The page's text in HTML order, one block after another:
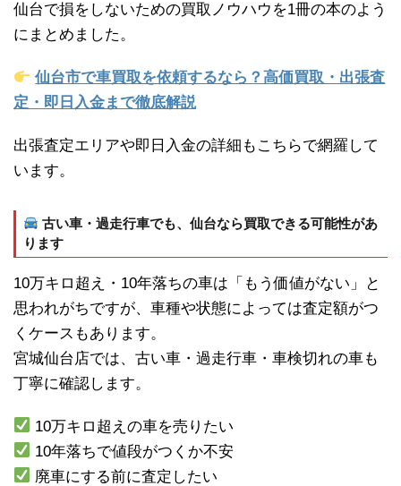
仙台で損をしないための買取ノウハウを1冊の本のよう
にまとめました。
仙台市で車買取を依頼するなら？高価買取・出張査
定・即日入金まで徹底解説
出張査定エリアや即日入金の詳細もこちらで網羅して
います。
古い車・過走行車でも、仙台なら買取できる可能性があ
ります
10万キロ超え・10年落ちの車は「もう価値がない」と
思われがちですが、車種や状態によっては査定額がつ
くケースもあります。
宮城仙台店では、古い車・過走行車・車検切れの車も
丁寧に確認します。
10万キロ超えの車を売りたい
10年落ちで値段がつくか不安
廃車にする前に査定したい